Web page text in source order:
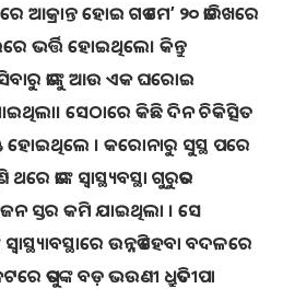
ହୋଇ ଗତ ମେ’ ୨୦ ତାରିଖରେ
ଭର୍ତ୍ତି ହୋଇଥିଲେ। କିନ୍ତୁ
ତାଙ୍କୁ ଆଉ ଏକ ଘରୋଇ
ସେଠାରେ କିଛି ଦିନ ଚିକିତ୍ସିତ
ହୋଇଥିଲେ । କରୋନାରୁ ସୁସ୍ଥ ପରେ
ତାଙ୍କ ସ୍ୱାସ୍ଥ୍ୟବସ୍ଥା ଗୁରୁତର
ସ୍ତର କମି ଯାଇଥିଲା । ସେ
ଉନ୍ନତି ହେବା ବଦଳରେ
ତପୁଙ୍କ ବଡ଼ ଭଉଣୀ ଧ୍ରୁତିଦୀପା